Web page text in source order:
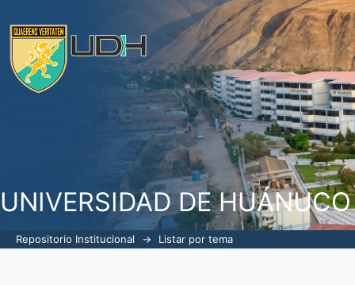
UNIVERSIDAD DE HUÁNUCO
Listar por tema "talento humano"
Repositorio Institucional → Listar por tema